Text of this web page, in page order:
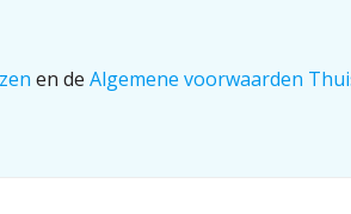
en de Algemene voorwaarden